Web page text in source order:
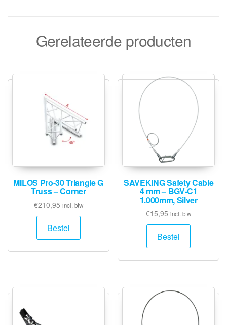
Gerelateerde producten
MILOS Pro-30 Triangle G
Truss – Corner
€210,95 incl. btw
Bestel
SAVEKING Safety Cable
4 mm – BGV-C1
1.000mm, Silver
€15,95 incl. btw
Bestel